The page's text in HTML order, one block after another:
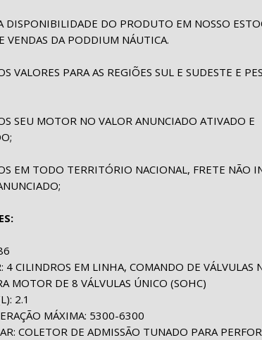
DISPONIBILIDADE DO PRODUTO EM NOSSO
VENDAS DA PODDIUM NÁUTICA.
VALORES PARA AS REGIÕES SUL E SUDESTE E
SEU MOTOR NO VALOR ANUNCIADO ATIVADO E
EM TODO TERRITÓRIO NACIONAL, FRETE NÃO
CILINDROS EM LINHA, COMANDO DE VÁLVULAS
MOTOR DE 8 VÁLVULAS ÚNICO (SOHC)
2.1
MÁXIMA: 5300-6300
COLETOR DE ADMISSÃO TUNADO PARA